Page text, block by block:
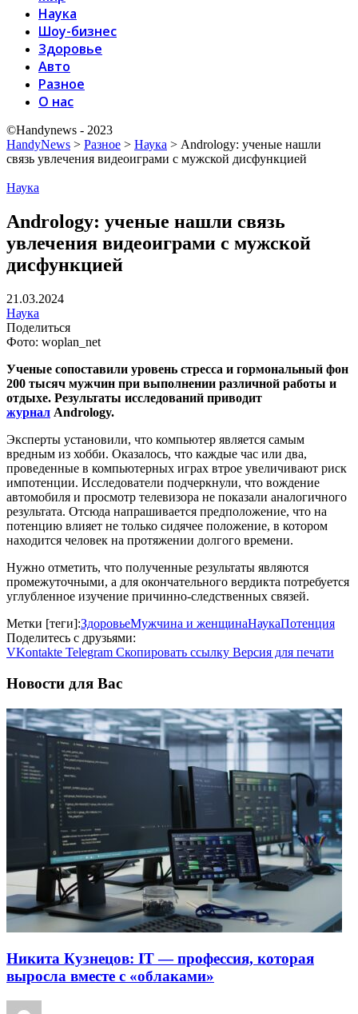
Наука
Шоу-бизнес
Здоровье
Авто
Разное
О нас
©Handynews - 2023
HandyNews > Разное > Наука > Andrology: ученые нашли
связь увлечения видеоиграми с мужской дисфункцией
Наука
Andrology: ученые нашли связь
увлечения видеоиграми с мужской
дисфункцией
21.03.2024
Наука
Поделиться
Фото: woplan_net
Ученые сопоставили уровень стресса и гормональный фон
200 тысяч мужчин при выполнении различной работы и
отдыхе. Результаты исследований приводит
журнал Andrology.
Эксперты установили, что компьютер является самым
вредным из хобби. Оказалось, что каждые час или два,
проведенные в компьютерных играх втрое увеличивают риск
импотенции. Исследователи подчеркнули, что вождение
автомобиля и просмотр телевизора не показали аналогичного
результата. Отсюда напрашивается предположение, что на
потенцию влияет не только сидячее положение, в котором
находится человек на протяжении долгого времени.
Нужно отметить, что полученные результаты являются
промежуточными, а для окончательного вердикта потребуется
углубленное изучение причинно-следственных связей.
Метки [теги]:ЗдоровьеМужчина и женщинаНаукаПотенция
Поделитесь с друзьями:
VKontakte Telegram Скопировать ссылку Версия для печати
Новости для Вас
Никита Кузнецов: IT — профессия, которая
выросла вместе с «облаками»